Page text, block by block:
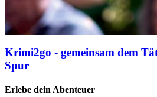
Krimi2go - gemeinsam dem
Spur
Erlebe dein Abenteuer